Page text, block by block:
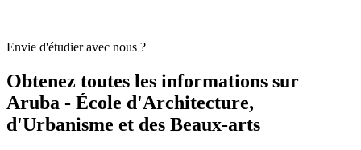
Envie d'étudier avec nous ?
Obtenez toutes les informations sur
Aruba - École d'Architecture,
d'Urbanisme et des Beaux-arts